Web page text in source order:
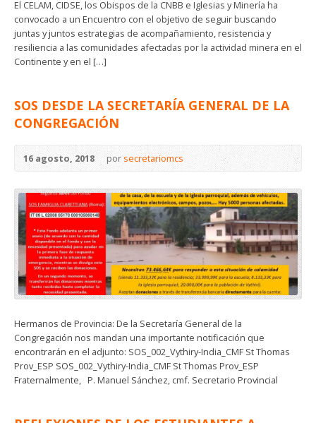
El CELAM, CIDSE, los Obispos de la CNBB e Iglesias y Minería ha
convocado a un Encuentro con el objetivo de seguir buscando
juntas y juntos estrategias de acompañamiento, resistencia y
resiliencia a las comunidades afectadas por la actividad minera en el
Continente y en el […]
SOS DESDE LA SECRETARÍA GENERAL DE LA
CONGREGACIÓN
16 agosto, 2018 porsecretariomcs
Hermanos de Provincia: De la Secretaría General de la
Congregación nos mandan una importante notificación que
encontrarán en el adjunto: SOS_002_Vythiry-India_CMF St Thomas
Prov_ESP SOS_002_Vythiry-India_CMF St Thomas Prov_ESP
Fraternalmente, P. Manuel Sánchez, cmf. Secretario Provincial